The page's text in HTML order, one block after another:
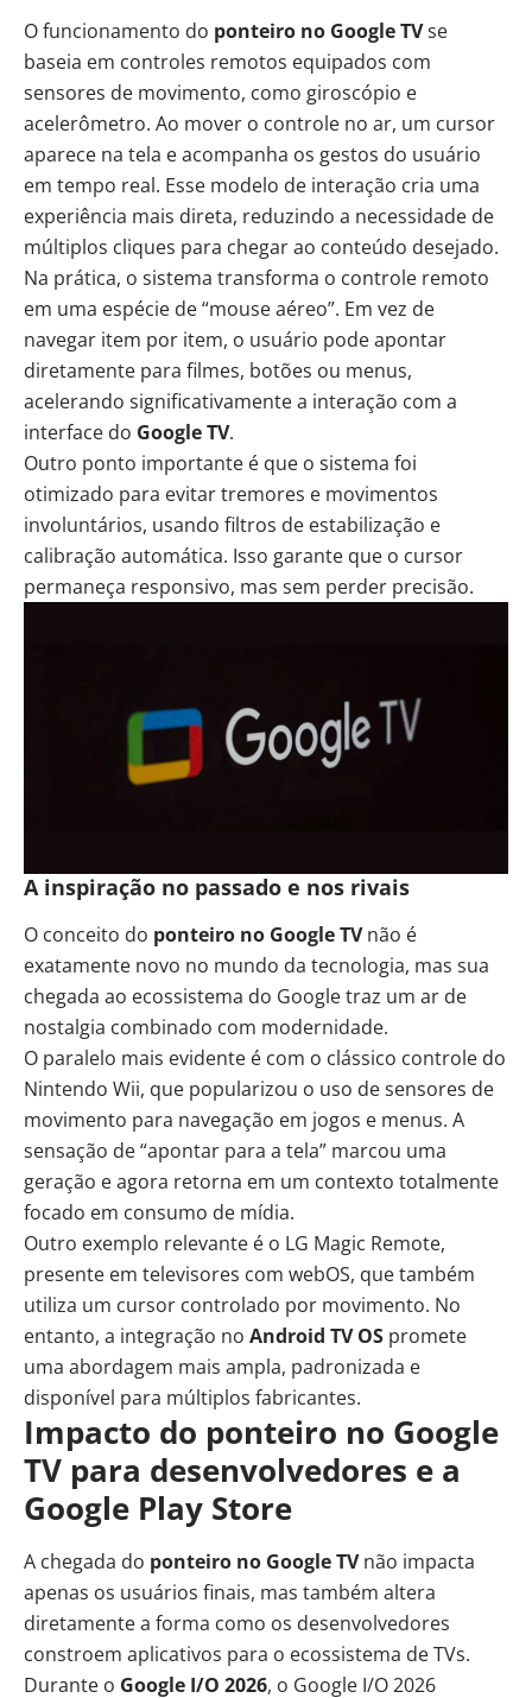
O funcionamento do ponteiro no Google TVse
baseia em controles remotos equipados com
sensores de movimento, como giroscópio e
acelerômetro. Ao mover o controle no ar, um cursor
aparece na tela e acompanha os gestos do usuário
em tempo real. Esse modelo de interação cria uma
experiência mais direta, reduzindo a necessidade de
múltiplos cliques para chegar ao conteúdo desejado.
Na prática, o sistema transforma o controle remoto
em uma espécie de “mouse aéreo”. Em vez de
navegar item por item, o usuário pode apontar
diretamente para filmes, botões ou menus,
acelerando significativamente a interação com a
interface do Google TV.
Outro ponto importante é que o sistema foi
otimizado para evitar tremores e movimentos
involuntários, usando filtros de estabilização e
calibração automática. Isso garante que o cursor
permaneça responsivo, mas sem perder precisão.
A inspiração no passado e nos rivais
O conceito do ponteiro no Google TVnão é
exatamente novo no mundo da tecnologia, mas sua
chegada ao ecossistema do Google traz um ar de
nostalgia combinado com modernidade.
O paralelo mais evidente é com o clássico controle do
Nintendo Wii, que popularizou o uso de sensores de
movimento para navegação em jogos e menus. A
sensação de “apontar para a tela” marcou uma
geração e agora retorna em um contexto totalmente
focado em consumo de mídia.
Outro exemplo relevante é o LG Magic Remote,
presente em televisores com webOS, que também
utiliza um cursor controlado por movimento. No
entanto, a integração no Android TV OS promete
uma abordagem mais ampla, padronizada e
disponível para múltiplos fabricantes.
Impacto do ponteiro no Google
TV para desenvolvedores e a
Google Play Store
A chegada do ponteiro no Google TVnão impacta
apenas os usuários finais, mas também altera
diretamente a forma como os desenvolvedores
constroem aplicativos para o ecossistema de TVs.
Durante o Google I/O 2026, o Google I/O 2026